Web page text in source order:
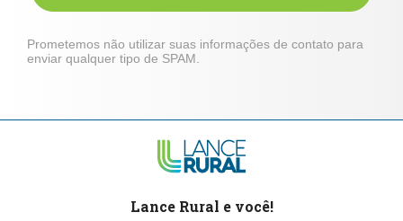
Prometemos não utilizar suas informações de contato para
enviar qualquer tipo de SPAM.
Lance Rural e você!